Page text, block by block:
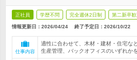
正社員 学歴不問 完全週休2日制 第二新卒歓
情報更新日：2026/04/24 終了予定日： 2026/10/22
仕事内容
適性に合わせて、木材・建材・住宅な
生産管理、バックオフィスのいずれか